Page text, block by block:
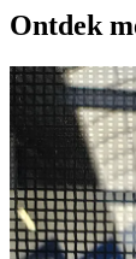
Bronze
aantal
Ontdek